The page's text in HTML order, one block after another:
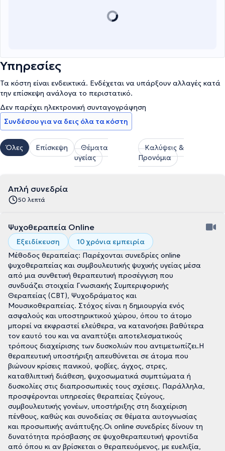
Υπηρεσίες
Τα κόστη είναι ενδεικτικά. Ενδέχεται να υπάρξουν αλλαγές κατά
την επίσκεψη ανάλογα το περιστατικό.
Δεν παρέχει ηλεκτρονική συνταγογράφηση
Συνδέσου για να δεις όλα τα κόστη
Όλες Επίσκεψη
Θέματα
υγείας
Καλύψεις &
Προνόμια
Απλή συνεδρία
50 λεπτά
Ψυχοθεραπεία Online
Εξειδίκευση
10 χρόνια εμπειρία
Μέθοδος θεραπείας: Παρέχονται συνεδρίες online
ψυχοθεραπείας και συμβουλευτικής ψυχικής υγείας μέσα
από μια συνθετική θεραπευτική προσέγγιση που
συνδυάζει στοιχεία Γνωσιακής Συμπεριφορικής
Θεραπείας (CBT), Ψυχοδράματος και
Μουσικοθεραπείας. Στόχος είναι η δημιουργία ενός
ασφαλούς και υποστηρικτικού χώρου, όπου το άτομο
μπορεί να εκφραστεί ελεύθερα, να κατανοήσει βαθύτερα
τον εαυτό του και να αναπτύξει αποτελεσματικούς
τρόπους διαχείρισης των δυσκολιών που αντιμετωπίζει.Η
θεραπευτική υποστήριξη απευθύνεται σε άτομα που
βιώνουν κρίσεις πανικού, φοβίες, άγχος, στρες,
καταθλιπτική διάθεση, ψυχοσωματικά συμπτώματα ή
δυσκολίες στις διαπροσωπικές τους σχέσεις. Παράλληλα,
προσφέρονται υπηρεσίες θεραπείας ζεύγους,
συμβουλευτικής γονέων, υποστήριξης στη διαχείριση
πένθους, καθώς και συνοδείας σε θέματα αυτογνωσίας
και προσωπικής ανάπτυξης.Οι online συνεδρίες δίνουν τη
δυνατότητα πρόσβασης σε ψυχοθεραπευτική φροντίδα
από όπου κι αν βρίσκεται ο θεραπευόμενος, με ευελιξία,